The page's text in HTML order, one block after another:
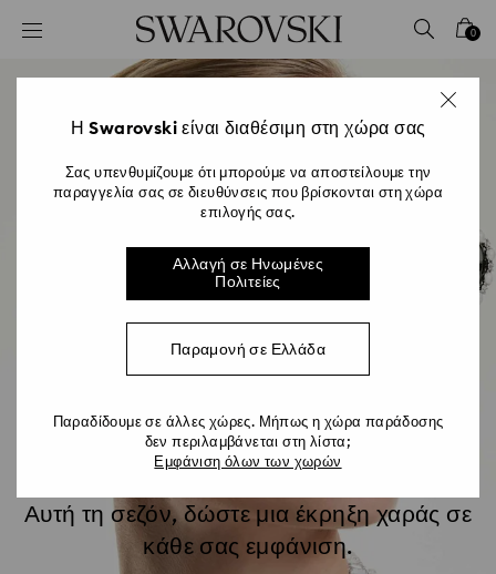
Accesskeys list
0 - Επικεφαλίδα
2 - Υποσέλιδο
0
Άνοιξη/Καλοκαίρι 2026
Αυτή τη σεζόν, δώστε μια έκρηξη χαράς σε
κάθε σας εμφάνιση.
Η Swarovski είναι διαθέσιμη στη χώρα σας
Σας υπενθυμίζουμε ότι μπορούμε να αποστείλουμε την
παραγγελία σας σε διευθύνσεις που βρίσκονται στη χώρα
επιλογής σας.
Αλλαγή σε Ηνωμένες
Πολιτείες
Παραμονή σε Ελλάδα
Παραδίδουμε σε άλλες χώρες. Μήπως η χώρα παράδοσης
δεν περιλαμβάνεται στη λίστα;
Εμφάνιση όλων των χωρών